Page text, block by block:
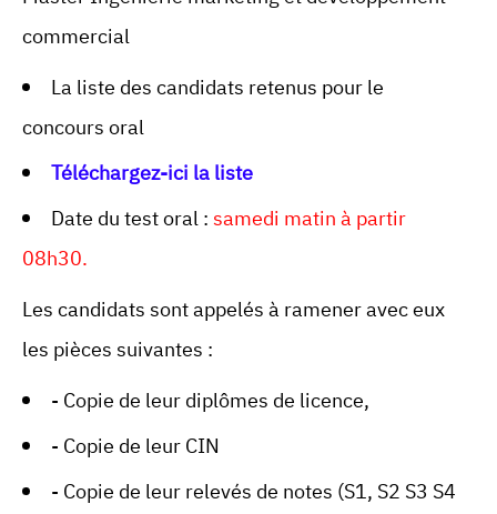
commercial
La liste des candidats retenus pour le
concours oral
Téléchargez-ici la liste
Date du test oral :samedi matin à partir
08h30.
Les candidats sont appelés à ramener avec eux
les pièces suivantes :
- Copie de leur diplômes de licence,
- Copie de leur CIN
- Copie de leur relevés de notes (S1, S2 S3 S4